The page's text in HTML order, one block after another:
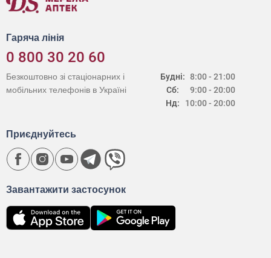
Гаряча лінія
0 800 30 20 60
Будні:
Сб:
Нд:
8:00 - 21:00
9:00 - 20:00
10:00 - 20:00
Безкоштовно зі стаціонарних і
мобільних телефонів в Україні
Завантажити застосунок
Приєднуйтесь